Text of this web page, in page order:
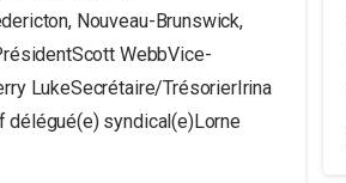
Nouveau-Brunswick,
WebbVice-
LukeSecrétaire/TrésorierIrina
délégué(e) syndical(e)Lorne